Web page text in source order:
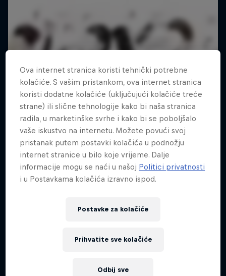
Ova internet stranica koristi tehnički potrebne
kolačiće. S vašim pristankom, ova internet stranica
koristi dodatne kolačiće (uključujući kolačiće treće
strane) ili slične tehnologije kako bi naša stranica
radila, u marketinške svrhe i kako bi se poboljšalo
vaše iskustvo na internetu. Možete povući svoj
pristanak putem postavki kolačića u podnožju
internet stranice u bilo koje vrijeme. Dalje
informacije mogu se naći u našoj Politici privatnosti
i u Postavkama kolačića izravno ispod.
Postavke za kolačiće
Odbij sve
Prihvatite sve kolačiće